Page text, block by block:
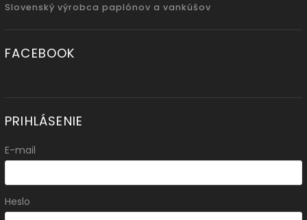
Slovenský výrobca paplónov a vankúšov
FACEBOOK
PRIHLÁSENIE
E-mail
Heslo